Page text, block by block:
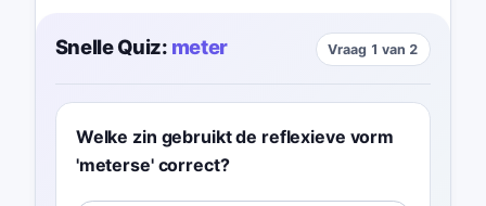
Snelle Quiz: meter Vraag 1 van 2
Welke zin gebruikt de reflexieve vorm
'meterse' correct?